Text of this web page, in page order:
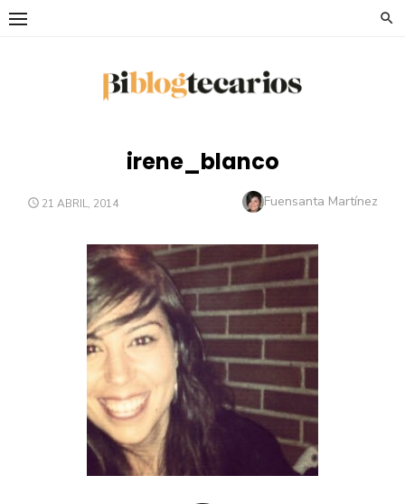
Saltar
irene_blanco
PUBLICADO
21 ABRIL, 2014 Autor
Fuensanta Martínez